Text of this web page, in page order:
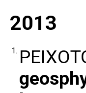
2013
1.